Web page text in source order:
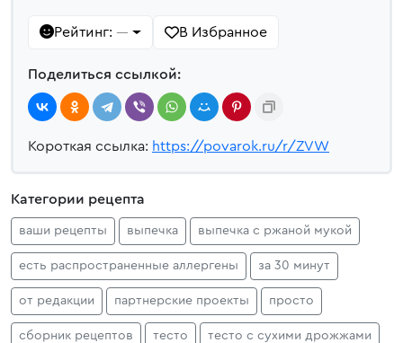
Рейтинг: — В Избранное
Поделиться ссылкой:
Короткая ссылка: https://povarok.ru/r/ZVW
Категории рецепта
ваши рецепты выпечка выпечка с ржаной мукой
есть распространенные аллергены за 30 минут
от редакции партнерские проекты просто
сборник рецептов тесто тесто с сухими дрожжами